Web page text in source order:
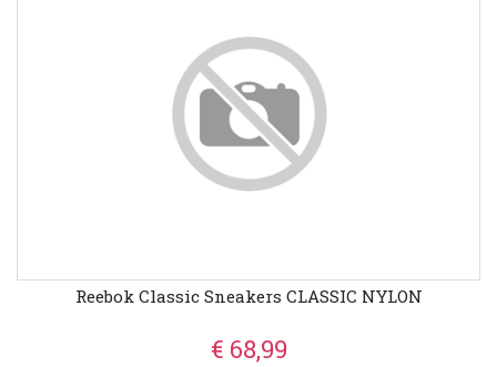
Reebok Classic Sneakers CLASSIC NYLON
€ 68,99